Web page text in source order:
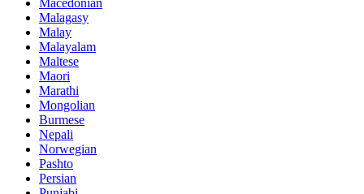
Macedonian
Malagasy
Malay
Malayalam
Maltese
Maori
Marathi
Mongolian
Burmese
Nepali
Norwegian
Pashto
Persian